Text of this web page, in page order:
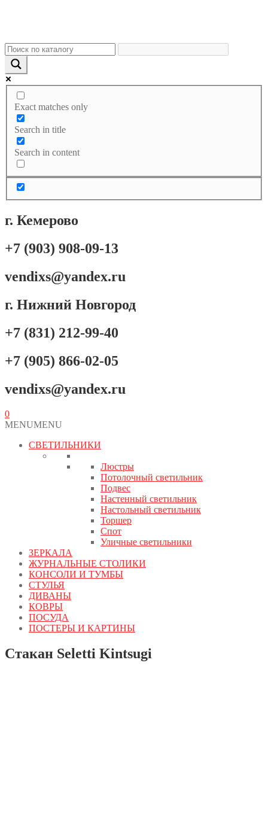
Exact matches only
Search in title
Search in content
г. Кемерово
+7 (903) 908-09-13
vendixs@yandex.ru
г. Нижний Новгород
+7 (831) 212-99-40
+7 (905) 866-02-05
vendixs@yandex.ru
0
MENUMENU
СВЕТИЛЬНИКИ
Люстры
Потолочный светильник
Подвес
Настенный светильник
Настольный светильник
Торшер
Спот
Уличные светильники
ЗЕРКАЛА
ЖУРНАЛЬНЫЕ СТОЛИКИ
КОНСОЛИ И ТУМБЫ
СТУЛЬЯ
ДИВАНЫ
КОВРЫ
ПОСУДА
ПОСТЕРЫ И КАРТИНЫ
Стакан Seletti Kintsugi